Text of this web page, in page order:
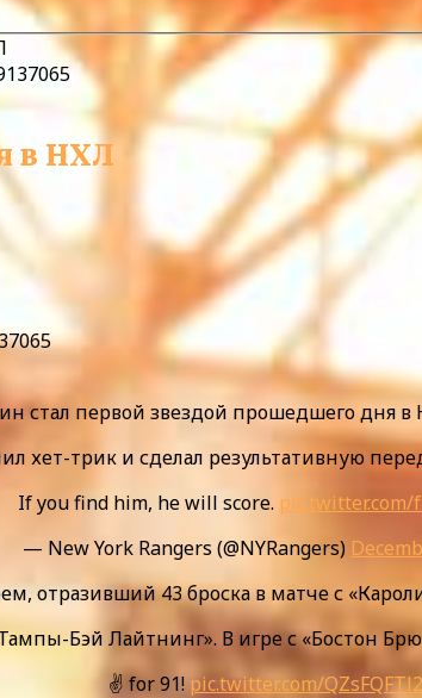
в НХЛ
первой звездой прошедшего дня в
хет-трик и сделал результативную
If you find him, he will score. pic.twitter.com/
— New York Rangers (@NYRangers)
отразивший 43 броска в матче с
Бэй Лайтнинг». В игре с «Бостон
✌️ for 91! pic.twitter.com/